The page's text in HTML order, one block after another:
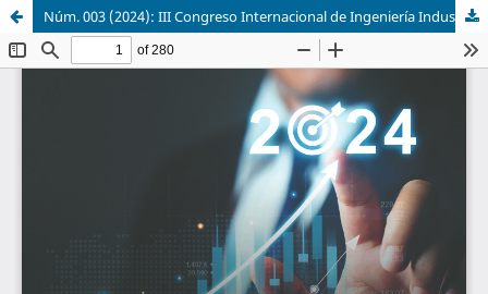
Núm. 003 (2024): III Congreso Internacional de Ingeniería Industrial